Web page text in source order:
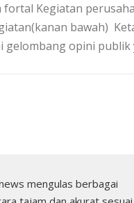
fortal Kegiatan
bawah)
gelombang opini
mengulas berbagai